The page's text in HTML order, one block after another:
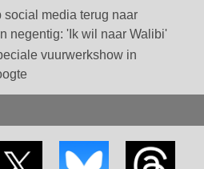
media terug naar
negentig: 'Ik wil naar Walibi'
vuurwerkshow in